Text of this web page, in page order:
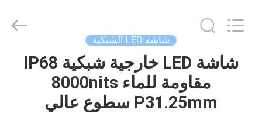
الصفحة
الرئيسية
Limited.
شاشة LED الشبكية
شاشة LED خارجية شبكية IP68
مقاومة للماء 8000nits
P31.25mm سطوع عالي